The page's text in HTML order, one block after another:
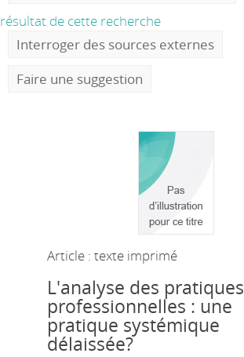
résultat de cette recherche
Interroger des sources externes
Faire une suggestion
Article : texte imprimé
L'analyse des pratiques
professionnelles : une
pratique systémique
délaissée?